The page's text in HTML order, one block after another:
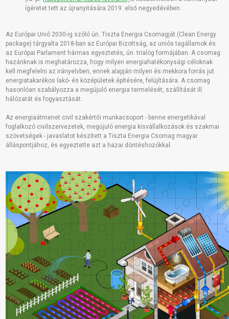
ígéretet tett az újranyitására 2019. első negyedévében.
Az Európai Unió 2030-ig szóló ún. Tiszta Energia Csomagját (Clean Energy
package) tárgyalta 2018-ban az Európai Bizottság, az uniós tagállamok és
az Európai Parlament hármas egyeztetés, ún. trialóg formájában. A csomag
hazánknak is meghatározza, hogy milyen energiahatékonysági céloknak
kell megfelelni az irányelvben, ennek alapján milyen és mekkora forrás jut
energiatakarékos lakó- és középületek építésére, felújítására. A csomag
hasonlóan szabályozza a megújuló energia termelését, szállítását ill.
hálózatát és fogyasztását.
Az energiaátmenet civil szakértői munkacsoport - benne energetikával
foglalkozó civilszervezetek, megújuló energia kisvállalkozások és szakmai
szövetségek - javaslatot készített a Tiszta Energia Csomag magyar
álláspontjához, és egyeztette azt a hazai döntéshozókkal.